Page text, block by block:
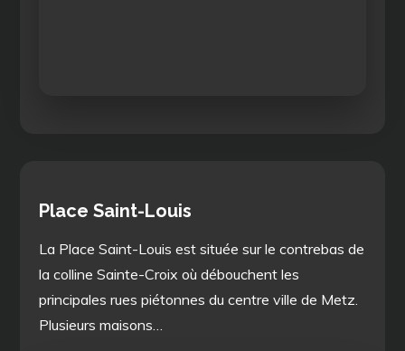
Place Saint-Louis
La Place Saint-Louis est située sur le contrebas de
la colline Sainte-Croix où débouchent les
principales rues piétonnes du centre ville de Metz.
Plusieurs maisons…